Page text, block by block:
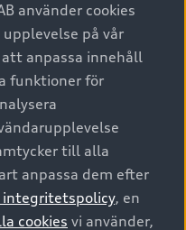
nya
Reserved.
använder cookies
på vår
anpassa innehåll
funktioner för
till alla
anpassa dem efter
integritetspolicy, en
cookies vi använder,